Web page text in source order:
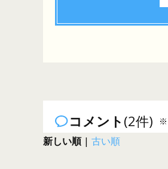
コメント (2件)
新しい順| 古い順